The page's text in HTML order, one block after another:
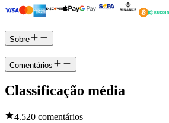
Sobre
Comentários
Classificação média
4.520 comentários